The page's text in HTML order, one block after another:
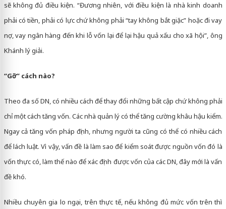
sẽ không đủ điều kiện. “Đương nhiên, với điều kiện là nhà kinh doanh
phải có tiền, phải có lực chứ không phải “tay không bắt giặc” hoặc đi vay
nợ, vay ngân hàng đến khi lỗ vốn lại để lại hậu quả xấu cho xã hội”, ông
Khánh lý giải.
“Gỡ” cách nào?
Theo đa số DN, có nhiều cách để thay đổi những bất cập chứ không phải
chỉ một cách tăng vốn. Các nhà quản lý có thể tăng cường khâu hậu kiểm.
Ngay cả tăng vốn pháp định, nhưng người ta cũng có thể có nhiều cách
để lách luật. Vì vậy, vấn đề là làm sao để kiểm soát được nguồn vốn đó là
vốn thực có, làm thế nào để xác định được vốn của các DN, đây mới là vấn
đề khó.
Nhiều chuyên gia lo ngại, trên thực tế, nếu không đủ mức vốn trên thì